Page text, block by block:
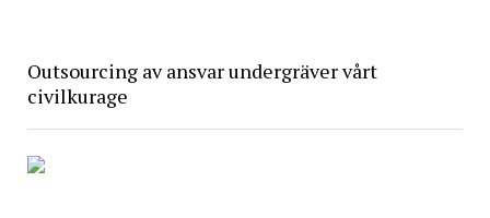
Outsourcing av ansvar undergräver vårt
civilkurage